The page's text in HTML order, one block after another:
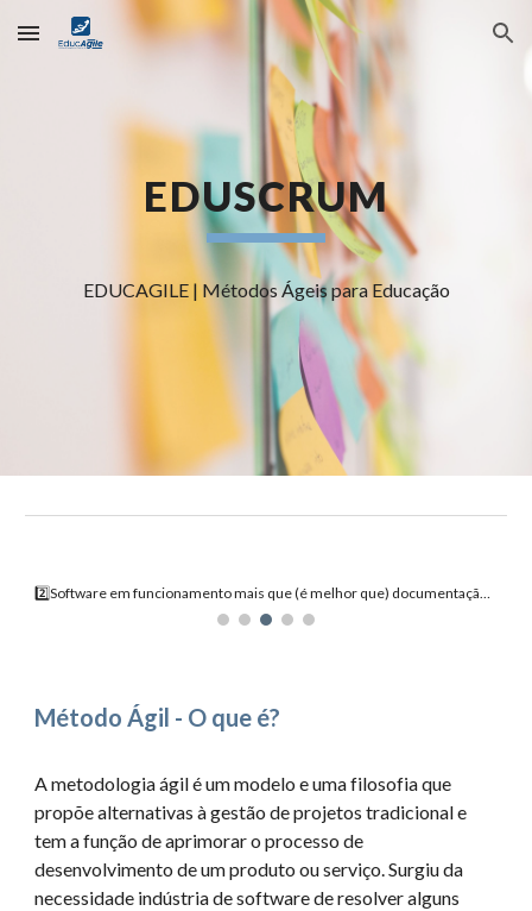
Skip to main content Skip to navigation
EDUSCRUM
EDUCAGILE | Métodos Ágeis para Educação
3️⃣Colaboração com o cliente mais que (acima de) negociação de contratos
Método Ágil - O que é?
A metodologia ágil é um modelo e uma filosofia que
propõe alternativas à gestão de projetos tradicional e
tem a função de aprimorar o processo de
desenvolvimento de um produto ou serviço. Surgiu da
necessidade indústria de software de resolver alguns